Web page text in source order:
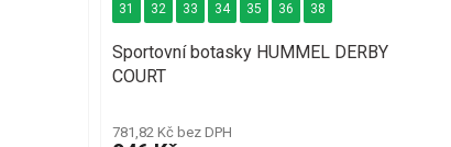
Sportovní botasky HUMMEL DERBY
COURT
781,82 Kč bez DPH
31 32 33 34 35 36 38